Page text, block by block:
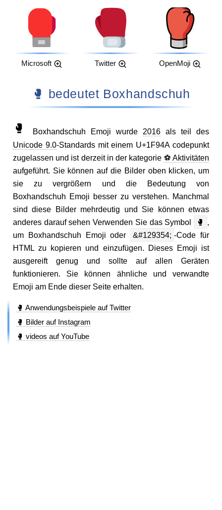
Microsoft Twitter OpenMoji
🥊 bedeutet Boxhandschuh
🥊 Boxhandschuh Emoji wurde 2016 als teil des
Unicode 9.0-Standards mit einem U+1F94A codepunkt
zugelassen und ist derzeit in der kategorie ⚽ Aktivitäten
aufgeführt. Sie können auf die Bilder oben klicken, um
sie zu vergrößern und die Bedeutung von
Boxhandschuh Emoji besser zu verstehen. Manchmal
sind diese Bilder mehrdeutig und Sie können etwas
anderes darauf sehen Verwenden Sie das Symbol
🥊
,
um Boxhandschuh Emoji oder
&#129354; -Code für
HTML zu kopieren und einzufügen. Dieses Emoji ist
ausgereift genug und sollte auf allen Geräten
funktionieren. Sie können ähnliche und verwandte
Emoji am Ende dieser Seite erhalten.
🥊 Anwendungsbeispiele auf Twitter
🥊 Bilder auf Instagram
🥊 videos auf YouTube